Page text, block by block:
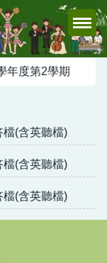
年度第2學期
(含英聽檔)
(含英聽檔)
(含英聽檔)